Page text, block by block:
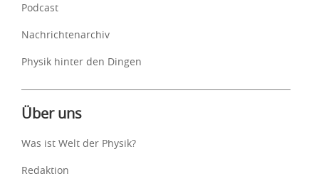
Podcast
Nachrichtenarchiv
Physik hinter den Dingen
Über uns
Was ist Welt der Physik?
Redaktion